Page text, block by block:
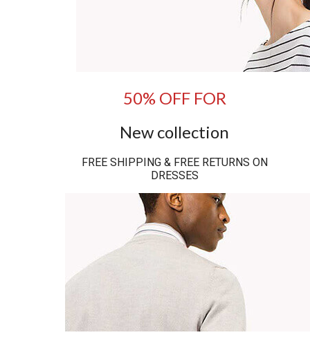
50% OFF FOR
New collection
FREE SHIPPING & FREE RETURNS ON
DRESSES